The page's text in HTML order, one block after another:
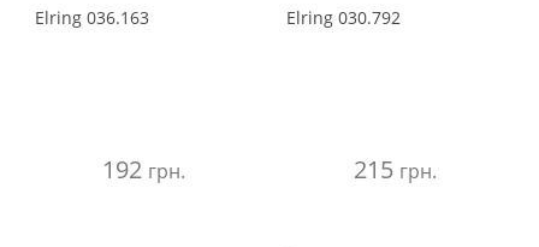
Elring 036.163
192 грн.
Elring 030.792
215 грн.